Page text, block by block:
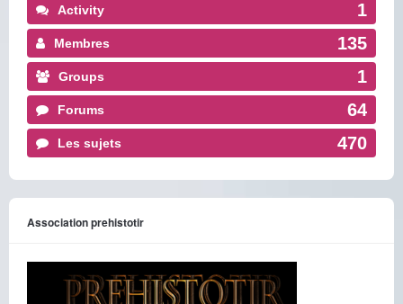
Activity 1
Membres 135
Groups 1
Forums 64
Les sujets 470
Association prehistotir